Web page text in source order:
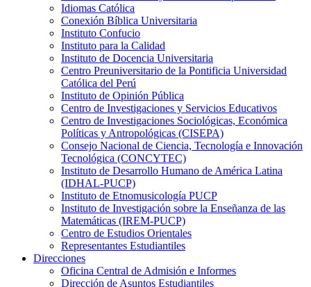
Idiomas Católica
Conexión Bíblica Universitaria
Instituto Confucio
Instituto para la Calidad
Instituto de Docencia Universitaria
Centro Preuniversitario de la Pontificia Universidad
Católica del Perú
Instituto de Opinión Pública
Centro de Investigaciones y Servicios Educativos
Centro de Investigaciones Sociológicas, Económica
Políticas y Antropológicas (CISEPA)
Consejo Nacional de Ciencia, Tecnología e Innovación
Tecnológica (CONCYTEC)
Instituto de Desarrollo Humano de América Latina
(IDHAL-PUCP)
Instituto de Etnomusicología PUCP
Instituto de Investigación sobre la Enseñanza de las
Matemáticas (IREM-PUCP)
Centro de Estudios Orientales
Representantes Estudiantiles
Direcciones
Oficina Central de Admisión e Informes
Dirección de Asuntos Estudiantiles